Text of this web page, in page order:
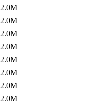
2.0M
2.0M
2.0M
2.0M
2.0M
2.0M
2.0M
2.0M